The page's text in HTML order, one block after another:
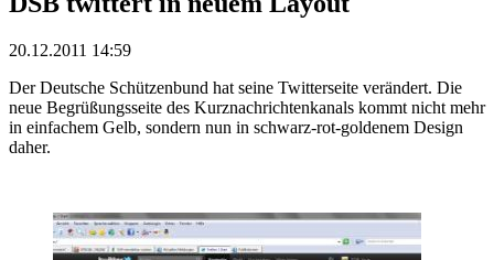
20.12.2011 14:59
Der Deutsche Schützenbund hat seine Twitterseite verändert. Die
neue Begrüßungsseite des Kurznachrichtenkanals kommt nicht mehr
in einfachem Gelb, sondern nun in schwarz-rot-goldenem Design
daher.